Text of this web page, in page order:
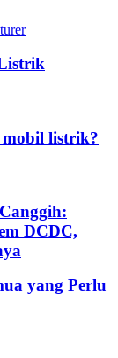
listrik?
DCDC,
yang Perlu